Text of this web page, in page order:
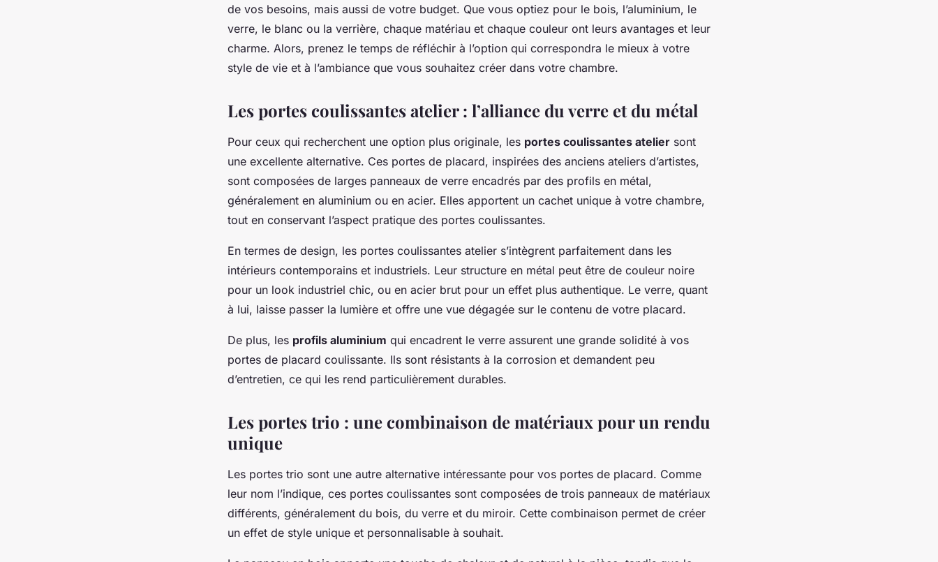
de vos besoins, mais aussi de votre budget. Que vous optiez pour le bois, l’aluminium, le
verre, le blanc ou la verrière, chaque matériau et chaque couleur ont leurs avantages et leur
charme. Alors, prenez le temps de réfléchir à l’option qui correspondra le mieux à votre
style de vie et à l’ambiance que vous souhaitez créer dans votre chambre.
Les portes coulissantes atelier : l’alliance du verre et du métal
Pour ceux qui recherchent une option plus originale, les portes coulissantes atelier sont
une excellente alternative. Ces portes de placard, inspirées des anciens ateliers d’artistes,
sont composées de larges panneaux de verre encadrés par des profils en métal,
généralement en aluminium ou en acier. Elles apportent un cachet unique à votre chambre,
tout en conservant l’aspect pratique des portes coulissantes.
En termes de design, les portes coulissantes atelier s’intègrent parfaitement dans les
intérieurs contemporains et industriels. Leur structure en métal peut être de couleur noire
pour un look industriel chic, ou en acier brut pour un effet plus authentique. Le verre, quant
à lui, laisse passer la lumière et offre une vue dégagée sur le contenu de votre placard.
De plus, les profils aluminium qui encadrent le verre assurent une grande solidité à vos
portes de placard coulissante. Ils sont résistants à la corrosion et demandent peu
d’entretien, ce qui les rend particulièrement durables.
Les portes trio : une combinaison de matériaux pour un rendu
unique
Les portes trio sont une autre alternative intéressante pour vos portes de placard. Comme
leur nom l’indique, ces portes coulissantes sont composées de trois panneaux de matériaux
différents, généralement du bois, du verre et du miroir. Cette combinaison permet de créer
un effet de style unique et personnalisable à souhait.